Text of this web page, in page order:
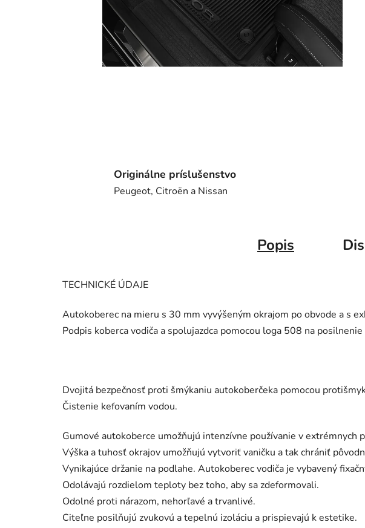
Originálne príslušenstvo
Peugeot, Citroën a Nissan
Popis
TECHNICKÉ ÚDAJE
Autokoberec na mieru s 30 mm vyvýšeným okrajom po obvode a s
Podpis koberca vodiča a spolujazdca pomocou loga 508 na
Dvojitá bezpečnosť proti šmýkaniu autokoberčeka pomocou
Čistenie kefovaním vodou.
Gumové autokoberce umožňujú intenzívne používanie v extrémnych
Výška a tuhosť okrajov umožňujú vytvoriť vaničku a tak chrániť
Vynikajúce držanie na podlahe. Autokoberec vodiča je vybavený
Odolávajú rozdielom teploty bez toho, aby sa zdeformovali.
Odolné proti nárazom, nehorľavé a trvanlivé.
Citeľne posilňujú zvukovú a tepelnú izoláciu a prispievajú k estetike.